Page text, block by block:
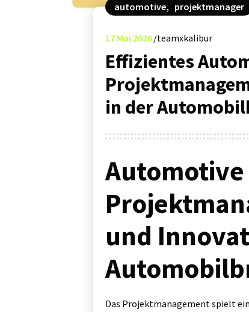
automotive, projektmanager
17Mai 2026 teamxkalibur
Effizientes
in der
Automotive
und
Das Projektmanagement spielt